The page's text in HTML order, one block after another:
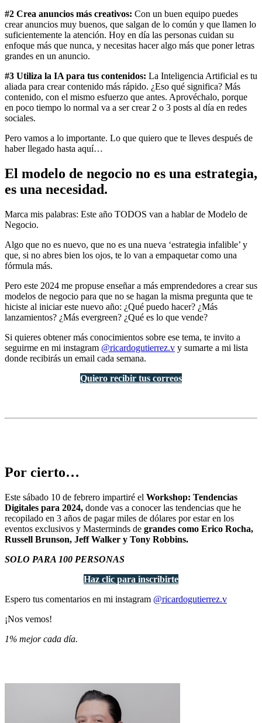
#2 Crea anuncios más creativos: Con un buen equipo puedes
crear anuncios muy buenos, que salgan de lo común y que llamen lo
suficientemente la atención. Hoy en día las personas cuidan su
enfoque más que nunca, y necesitas hacer algo más que poner letras
grandes en un anuncio.
#3 Utiliza la IA para tus contenidos: La Inteligencia Artificial es tu
aliada para crear contenido más rápido. ¿Eso qué significa? Más
contenido, con el mismo esfuerzo que antes. Aprovéchalo, porque
en poco tiempo lo normal va a ser crear 2 o 3 posts al día en redes
sociales.
Pero vamos a lo importante. Lo que quiero que te lleves después de
haber llegado hasta aquí…
El modelo de negocio no es una estrategia,
es una necesidad.
Marca mis palabras: Este año TODOS van a hablar de Modelo de
Negocio.
Algo que no es nuevo, que no es una nueva ‘estrategia infalible’ y
que, si no abres bien los ojos, te lo van a empaquetar como una
fórmula más.
Pero este 2024 me propuse enseñar a más emprendedores a crear sus
modelos de negocio para que no se hagan la misma pregunta que te
hiciste al iniciar este nuevo año: ¿Qué puedo hacer? ¿Más
lanzamientos? ¿Más evergreen? ¿Qué es lo que vende?
Si quieres obtener más conocimientos sobre ese tema, te invito a
seguirme en mi instagram @ricardogutierrez.v y sumarte a mi lista
donde recibirás un email cada semana.
Quiero recibir tus correos
Por cierto…
Este sábado 10 de febrero impartiré el Workshop: Tendencias
Digitales para 2024, donde vas a conocer las tendencias que he
recopilado en 3 años de pagar miles de dólares por estar en los
eventos exclusivos y Masterminds de grandes como Erico Rocha,
Russell Brunson, Jeff Walker y Tony Robbins.
SOLO PARA 100 PERSONAS
Haz clic para inscribirte
Espero tus comentarios en mi instagram @ricardogutierrez.v
¡Nos vemos!
1% mejor cada día.